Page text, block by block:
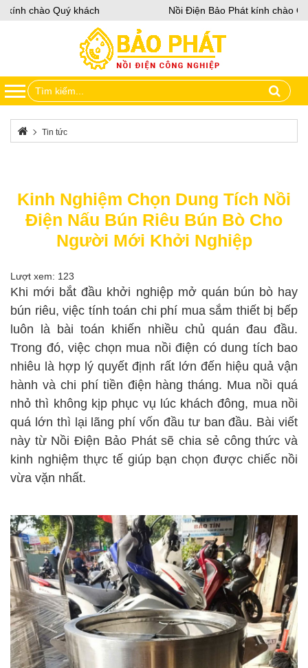
chào Quý khách Nồi Điện Bảo Phát kính chào
Tin tức
Kinh Nghiệm Chọn Dung Tích Nồi
Điện Nấu Bún Riêu Bún Bò Cho
Người Mới Khởi Nghiệp
Lượt xem: 123
Khi mới bắt đầu khởi nghiệp mở quán bún bò hay
bún riêu, việc tính toán chi phí mua sắm thiết bị bếp
luôn là bài toán khiến nhiều chủ quán đau đầu.
Trong đó, việc chọn mua nồi điện có dung tích bao
nhiêu là hợp lý quyết định rất lớn đến hiệu quả vận
hành và chi phí tiền điện hàng tháng. Mua nồi quá
nhỏ thì không kịp phục vụ lúc khách đông, mua nồi
quá lớn thì lại lãng phí vốn đầu tư ban đầu. Bài viết
này từ Nồi Điện Bảo Phát sẽ chia sẻ công thức và
kinh nghiệm thực tế giúp bạn chọn được chiếc nồi
vừa vặn nhất.